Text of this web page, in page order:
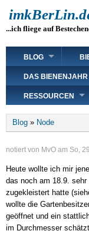
zum
Inhalt
...ich fliege auf
Main
navigation
BLOG
DAS BIENENJAHR
RESSOURCEN
Breadcrumb
Blog Node
notiert von MvO am So,
Heute wollte ich mir
das noch am 18.9.
zugekleistert hatte
wollte die
geöffnet und ein
im Durchmesser